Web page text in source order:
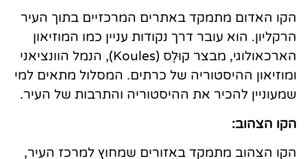
הקו האדום מתמקד באתרים המרכזיים בתוך העיר
הרקליון. הוא עובר דרך נקודות עניין כמו המוזיאון
הארכאולוגי, מבצר קוּלֶס (Koules), הנמל הוונציאני
ומוזיאון ההיסטוריה של כרתים. המסלול מתאים למי
שמעוניין להכיר את ההיסטוריה והתרבות של העיר.
הקו הצהוב:
הקו הצהוב מתמקד באזורים שמחוץ למרכז העיר,